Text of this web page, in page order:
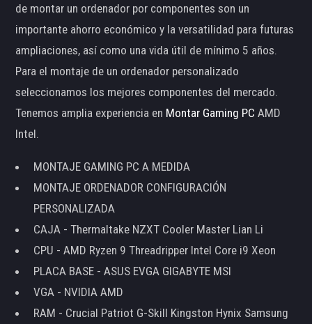
de montar un ordenador por componentes son un
importante ahorro económico y la versatilidad para futuras
ampliaciones, así como una vida útil de mínimo 5 años.
Para el montaje de un ordenador personalizado
seleccionamos los mejores componentes del mercado.
Tenemos amplia experiencia en Montar Gaming PC AMD
Intel.
MONTAJE GAMING PC A MEDIDA
MONTAJE ORDENADOR CONFIGURACIÓN
PERSONALIZADA
CAJA - Thermaltake NZXT Cooler Master Lian Li
CPU - AMD Ryzen 9 Threadripper Intel Core i9 Xeon
PLACA BASE - ASUS EVGA GIGABYTE MSI
VGA - NVIDIA AMD
RAM - Crucial Patriot G-Skill Kingston Hynix Samsung